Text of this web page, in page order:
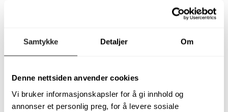
Samtykke Detaljer Om
Denne nettsiden anvender cookies
Vi bruker informasjonskapsler for å gi innhold og
annonser et personlig preg, for å levere sosiale
Selgerne tilbyr pakker med bursdagskort og
gratulasjonskort som de fleste husstander har bruk
Fordeler:
Tar lite plass
Enkle å transportere
Høy fortjeneste